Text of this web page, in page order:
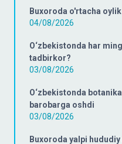
Buxoroda o'rtacha
04/08/2026
O‘zbekistonda har
tadbirkor?
03/08/2026
O‘zbekistonda
barobarga oshdi
03/08/2026
Buxoroda yalpi